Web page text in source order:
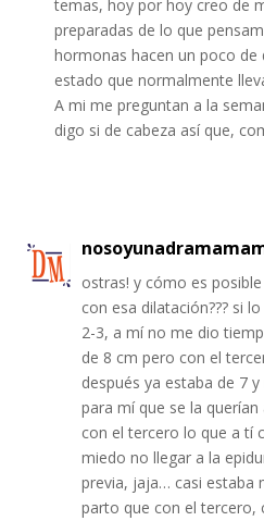
temas, hoy por hoy creo de
preparadas de lo que
hormonas hacen un poco de
estado que normalmente
A mi me preguntan a la
digo si de cabeza así que,
ostras! y cómo es
con esa dilatación??? si
2-3, a mí no me dio
de 8 cm pero con el
después ya estaba de 7
para mí que se la
con el tercero lo que a tí
miedo no llegar a la
previa, jaja… casi estaba
parto que con el tercero,